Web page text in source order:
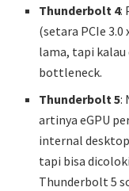
Thunderbolt 4:
(setara PCIe 3.0
lama, tapi kalau
bottleneck.
Thunderbolt 5:
artinya eGPU
internal
tapi bisa
Thunderbolt 5